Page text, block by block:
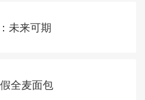
未来可期
全麦面包